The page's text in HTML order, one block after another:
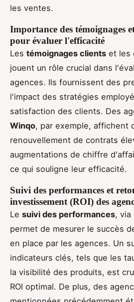
les ventes.
Importance des témoignages
pour évaluer l'efficacité
Les témoignages clients et les
jouent un rôle crucial dans
agences. Ils fournissent des
l'impact des stratégies
satisfaction des clients. Des
Winqo, par exemple, affichent
renouvellement de contrats
augmentations de chiffre
ce qui souligne leur efficacité.
Suivi des performances et
investissement (ROI) des
Le suivi des performances, via
permet de mesurer le succès
en place par les agences. Un
indicateurs clés, tels que les
la visibilité des produits, est
ROI optimal. De plus, des